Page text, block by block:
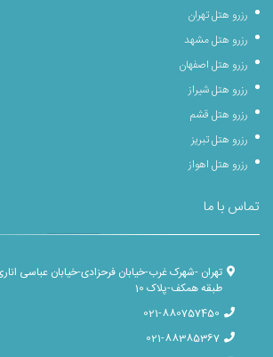
رزرو هتل تهران
رزرو هتل مشهد
رزرو هتل اصفهان
رزرو هتل شیراز
رزرو هتل قشم
رزرو هتل تبریز
رزرو هتل اهواز
تماس با ما
تهران -شهرک غرب-خیابان فرحزادی-خیابان عباسی
طبقه همکف-پلاک 10
021-880757450
021-88385367